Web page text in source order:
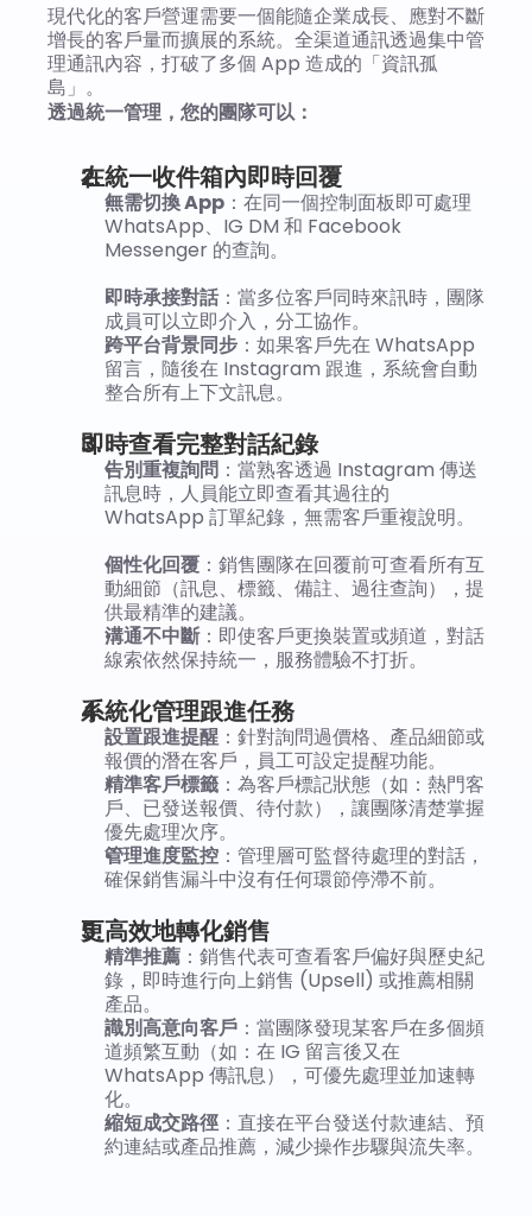
現代化的客戶營運需要一個能隨企業成長、應對不斷
增長的客戶量而擴展的系統。全渠道通訊透過集中管
理通訊內容，打破了多個 App 造成的「資訊孤
島」。
透過統一管理，您的團隊可以：
在統一收件箱內即時回覆
無需切換 App ：在同一個控制面板即可處理
WhatsApp、IG DM 和 Facebook
Messenger 的查詢。
即時承接對話：當多位客戶同時來訊時，團隊
成員可以立即介入，分工協作。
跨平台背景同步 ：如果客戶先在 WhatsApp
留言，隨後在 Instagram 跟進，系統會自動
整合所有上下文訊息。
即時查看完整對話紀錄
告別重複詢問 ：當熟客透過 Instagram 傳送
訊息時，人員能立即查看其過往的
WhatsApp 訂單紀錄，無需客戶重複說明。
個性化回覆 ：銷售團隊在回覆前可查看所有互
動細節（訊息、標籤、備註、過往查詢），提
供最精準的建議。
溝通不中斷：即使客戶更換裝置或頻道，對話
線索依然保持統一，服務體驗不打折。
系統化管理跟進任務
設置跟進提醒 ：針對詢問過價格、產品細節或
報價的潛在客戶，員工可設定提醒功能。
精準客戶標籤 ：為客戶標記狀態（如：熱門客
戶、已發送報價、待付款），讓團隊清楚掌握
優先處理次序。
管理進度監控 ：管理層可監督待處理的對話，
確保銷售漏斗中沒有任何環節停滯不前。
更高效地轉化銷售
精準推薦 ：銷售代表可查看客戶偏好與歷史紀
錄，即時進行向上銷售 (Upsell) 或推薦相關
產品。
識別高意向客戶 ：當團隊發現某客戶在多個頻
道頻繁互動（如：在 IG 留言後又在
WhatsApp 傳訊息），可優先處理並加速轉
化。
縮短成交路徑 ：直接在平台發送付款連結、預
約連結或產品推薦，減少操作步驟與流失率。